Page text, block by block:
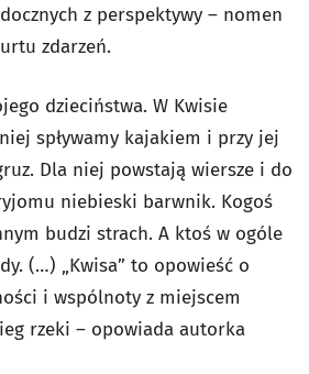
z perspektywy – nomen
zdarzeń.
dzieciństwa. W Kwisie
spływamy kajakiem i przy jej
Dla niej powstają wiersze i do
niebieski barwnik. Kogoś
budzi strach. A ktoś w ogóle
(…) „Kwisa” to opowieść o
i wspólnoty z miejscem
rzeki – opowiada autorka